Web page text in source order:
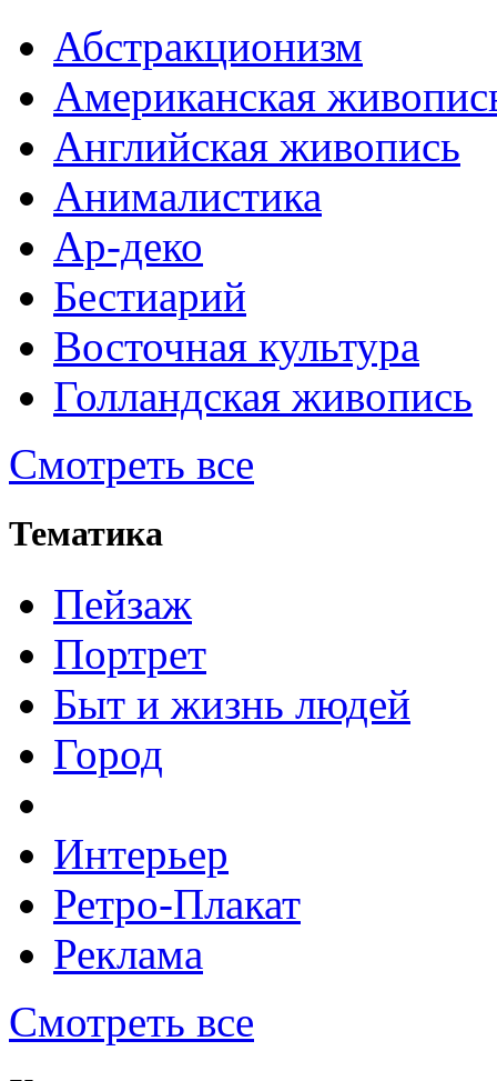
Абстракционизм
Американская
Английская живопись
Анималистика
Ар-деко
Бестиарий
Восточная культура
Голландская живопись
Смотреть все
Тематика
Пейзаж
Портрет
Быт и жизнь людей
Город
Интерьер
Ретро-Плакат
Реклама
Смотреть все